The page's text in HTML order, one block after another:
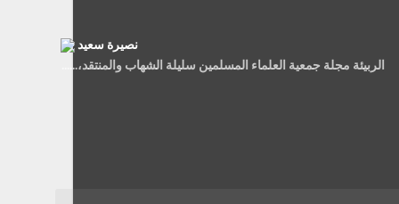
نصيرة سعيد
الربيئة مجلة جمعية العلماء المسلمين سليلة الشهاب والمنتقد،......